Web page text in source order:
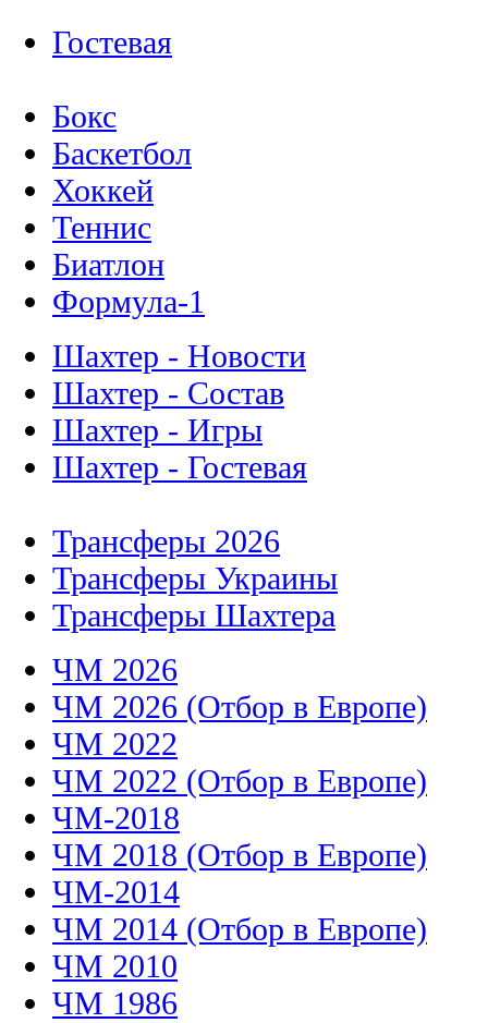
Гостевая
Бокс
Баскетбол
Хоккей
Теннис
Биатлон
Формула-1
Шахтер - Новости
Шахтер - Состав
Шахтер - Игры
Шахтер - Гостевая
Трансферы 2026
Трансферы Украины
Трансферы Шахтера
ЧМ 2026
ЧМ 2026 (Отбор в Европе)
ЧМ 2022
ЧМ 2022 (Отбор в Европе)
ЧМ-2018
ЧМ 2018 (Отбор в Европе)
ЧМ-2014
ЧМ 2014 (Отбор в Европе)
ЧМ 2010
ЧМ 1986